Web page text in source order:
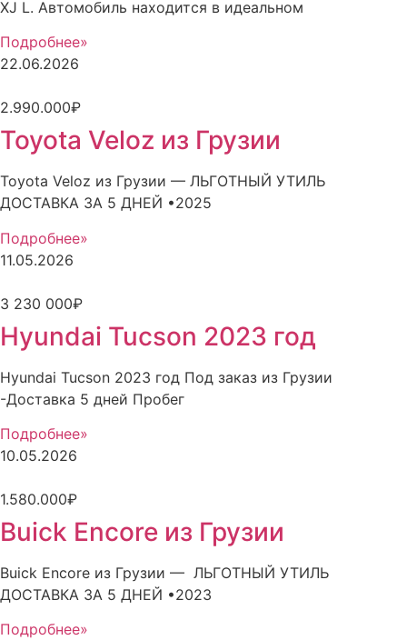
XJ L. Автомобиль находится в идеальном
Подробнее»
22.06.2026
2.990.000₽
Toyota Veloz из Грузии
Toyota Veloz из Грузии — ЛЬГОТНЫЙ УТИЛЬ
ДОСТАВКА ЗА 5 ДНЕЙ •2025
Подробнее»
11.05.2026
3 230 000₽
Hyundai Tucson 2023 год
Hyundai Tucson 2023 год Под заказ из Грузии
-Доставка 5 дней Пробег
Подробнее»
10.05.2026
1.580.000₽
Buick Encore из Грузии
Buick Encore из Грузии — ЛЬГОТНЫЙ УТИЛЬ
ДОСТАВКА ЗА 5 ДНЕЙ •2023
Подробнее»